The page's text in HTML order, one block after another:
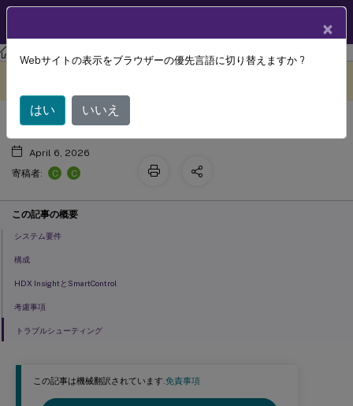
Citrix Virtual Apps and Desktops7 2511
この記事は機械翻訳されています.免責事項
Secure HDX ™
April 6, 2026
寄稿者:
C C
この記事の概要
システム要件
構成
HDX InsightとSmartControl
考慮事項
トラブルシューティング
×
Webサイトの表示をブラウザーの優先言語に切り替えますか ?
はい いいえ